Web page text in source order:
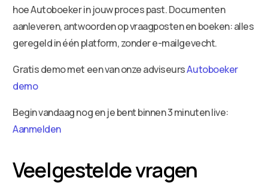
hoe Autoboeker in jouw proces past. Documenten
aanleveren, antwoorden op vraagposten en boeken: alles
geregeld in één platform, zonder e-mailgevecht.
Gratis demo met een van onze adviseursAutoboeker
demo
Begin vandaag nog en je bent binnen 3 minuten live:
Aanmelden
Veelgestelde vragen